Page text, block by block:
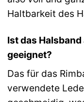
Haltbarkeit des
Ist das
geeignet?
Das für das
verwendete